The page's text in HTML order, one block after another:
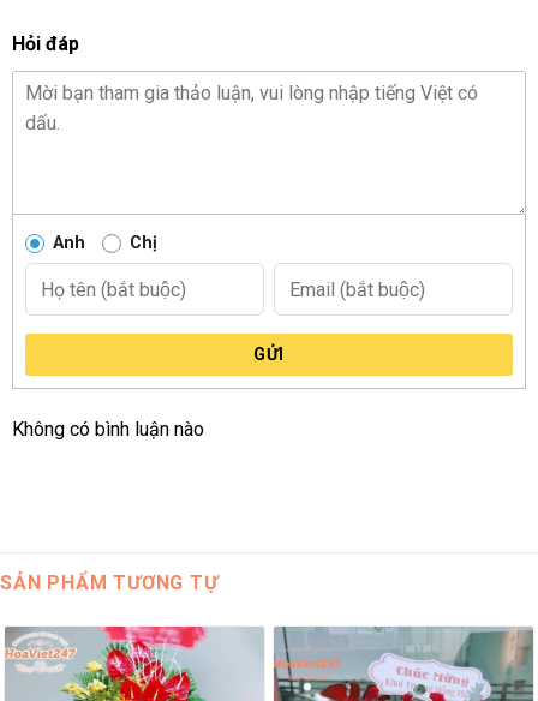
Hỏi đáp
Anh Chị
GỬI
Không có bình luận nào
SẢN PHẨM TƯƠNG TỰ